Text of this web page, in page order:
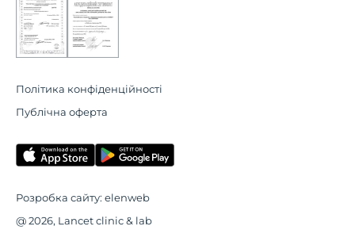
Політика конфіденційності
Публічна оферта
Розробка сайту: elenweb
@ 2026, Lancet clinic & lab